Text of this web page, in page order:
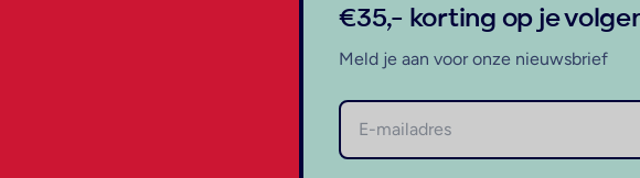
€35,- korting op je
Meld je aan voor onze nieuwsbrief